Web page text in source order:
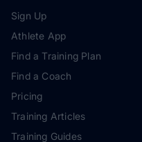
Sign Up
Athlete App
Find a Training Plan
Find a Coach
Pricing
Training Articles
Training Guides